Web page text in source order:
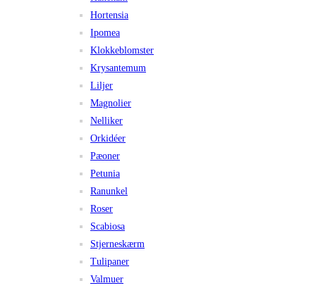
Hortensia
Ipomea
Klokkeblomster
Krysantemum
Liljer
Magnolier
Nelliker
Orkidéer
Pæoner
Petunia
Ranunkel
Roser
Scabiosa
Stjerneskærm
Tulipaner
Valmuer